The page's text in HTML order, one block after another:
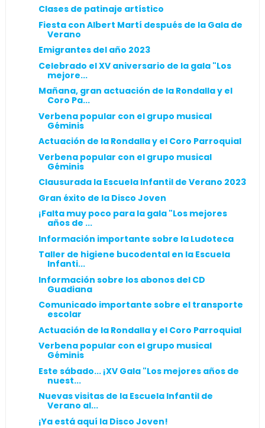
Clases de patinaje artístico
Fiesta con Albert Martí después de la Gala de
Verano
Emigrantes del año 2023
Celebrado el XV aniversario de la gala "Los
mejore...
Mañana, gran actuación de la Rondalla y el
Coro Pa...
Verbena popular con el grupo musical
Géminis
Actuación de la Rondalla y el Coro Parroquial
Verbena popular con el grupo musical
Géminis
Clausurada la Escuela Infantil de Verano 2023
Gran éxito de la Disco Joven
¡Falta muy poco para la gala "Los mejores
años de ...
Información importante sobre la Ludoteca
Taller de higiene bucodental en la Escuela
Infanti...
Información sobre los abonos del CD
Guadiana
Comunicado importante sobre el transporte
escolar
Actuación de la Rondalla y el Coro Parroquial
Verbena popular con el grupo musical
Géminis
Este sábado... ¡XV Gala "Los mejores años de
nuest...
Nuevas visitas de la Escuela Infantil de
Verano al...
¡Ya está aquí la Disco Joven!